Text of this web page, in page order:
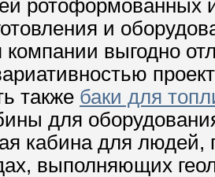
ротоформованных
и
компании выгодно
также баки для
для
кабина для
выполняющих